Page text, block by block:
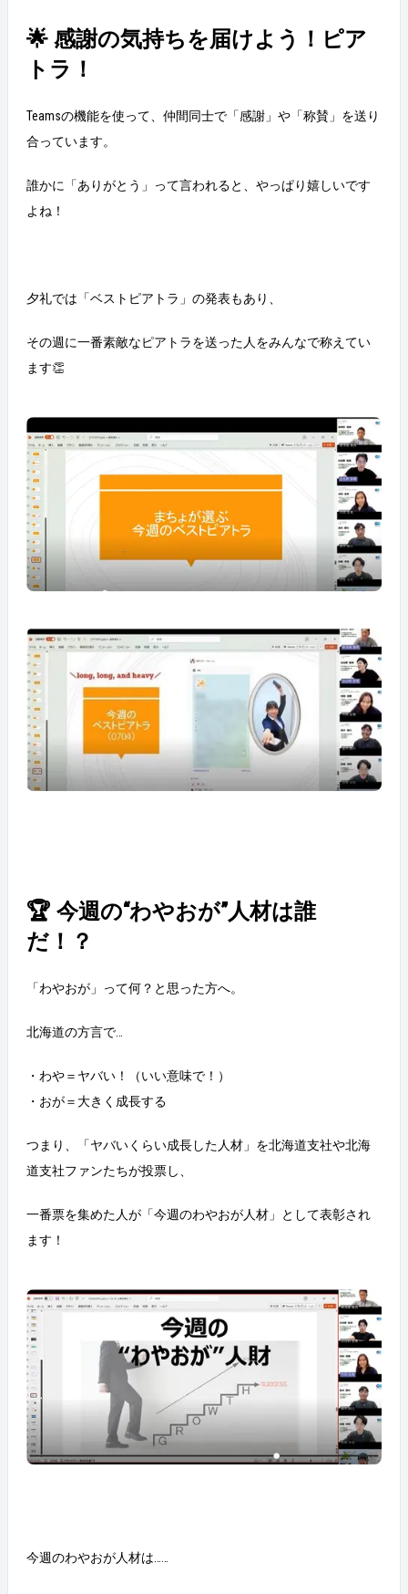
🌟 感謝の気持ちを届けよう！ピア
トラ！
Teamsの機能を使って、仲間同士で「感謝」や「称賛」を送り
合っています。
誰かに「ありがとう」って言われると、やっぱり嬉しいです
よね！
夕礼では「ベストピアトラ」の発表もあり、
その週に一番素敵なピアトラを送った人をみんなで称えてい
ます👏
🏆 今週の“わやおが”人材は誰
だ！？
「わやおが」って何？と思った方へ。
北海道の方言で…
・わや＝ヤバい！（いい意味で！）
・おが＝大きく成長する
つまり、「ヤバいくらい成長した人材」を北海道支社や北海
道支社ファンたちが投票し、
一番票を集めた人が「今週のわやおが人材」として表彰され
ます！
今週のわやおが人材は……